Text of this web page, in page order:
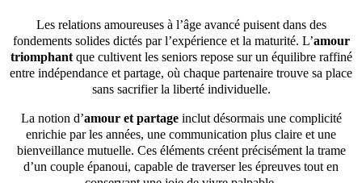
Les relations amoureuses à l’âge avancé puisent dans des
fondements solides dictés par l’expérience et la maturité. L’amour
triomphantque cultivent les seniors repose sur un équilibre raffiné
entre indépendance et partage, où chaque partenaire trouve sa place
sans sacrifier la liberté individuelle.
La notion d’amour et partageinclut désormais une complicité
enrichie par les années, une communication plus claire et une
bienveillance mutuelle. Ces éléments créent précisément la trame
d’un couple épanoui, capable de traverser les épreuves tout en